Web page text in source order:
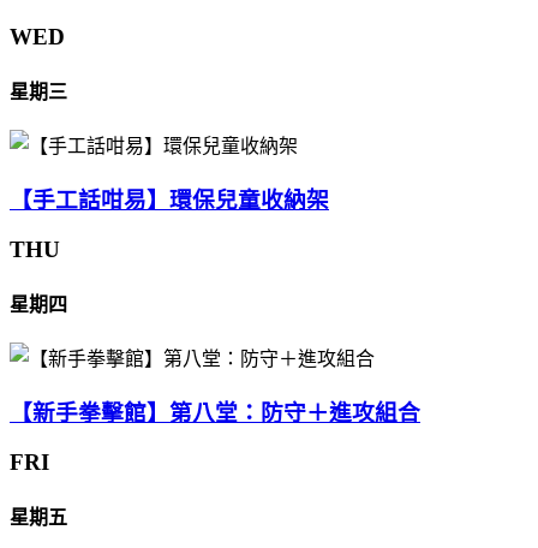
WED
星期三
【手工話咁易】環保兒童收納架
THU
星期四
【新手拳擊館】第八堂：防守＋進攻組合
FRI
星期五